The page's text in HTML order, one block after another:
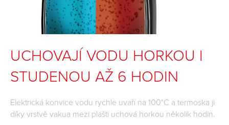
UCHOVAJÍ VODU HORKOU I
STUDENOU AŽ 6 HODIN
Elektrická konvice vodu rychle uvaří na 100°C a termoska ji
díky vrstvě vakua mezi plášti uchová horkou několik hodin.